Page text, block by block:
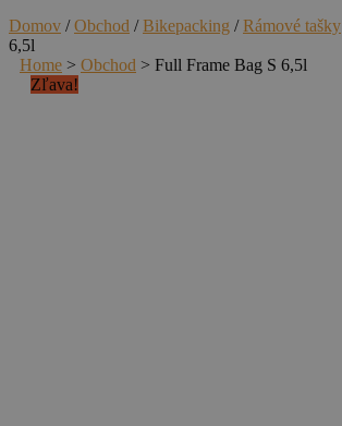
Domov /Obchod /Bikepacking /Rámové tašky
6,5l
Home > Obchod > Full Frame Bag S 6,5l
Zľava!